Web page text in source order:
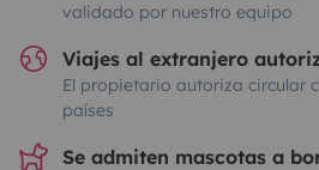
validado por nuestro equipo
Viajes al extranjero
El propietario autoriza circular
países
Se admiten mascotas a